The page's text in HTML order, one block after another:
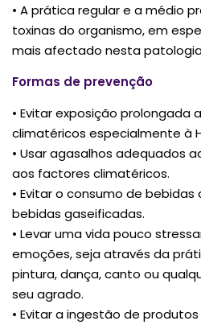
• A prática regular e a médio
toxinas do organismo, em
mais afectado nesta
Formas de prevenção
• Evitar exposição prolongada
climatéricos especialmente à
• Usar agasalhos adequados
aos factores climatéricos.
• Evitar o consumo de
bebidas gaseificadas.
• Levar uma vida pouco
emoções, seja através da
pintura, dança, canto ou
seu agrado.
• Evitar a ingestão de